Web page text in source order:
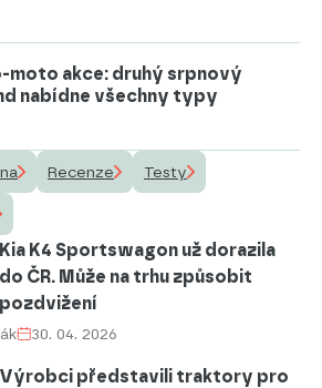
moto akce: druhý srpnový
nabídne všechny typy
Recenze Testy
Kia K4 Sportswagon už dorazila
do ČR. Může na trhu způsobit
pozdvižení
30. 04. 2026
Výrobci představili traktory pro